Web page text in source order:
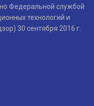
Федеральной службой
технологий и
30 сентября 2016 г.